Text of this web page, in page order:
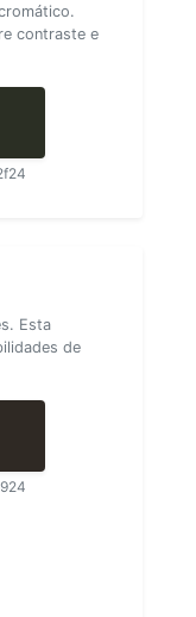
contraste e
Esta
de